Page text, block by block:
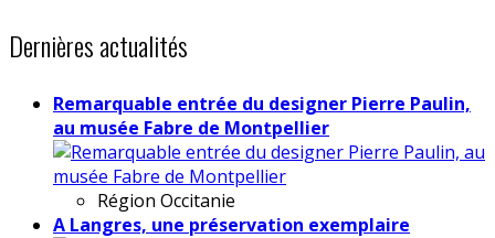
Dernières actualités
Remarquable entrée du designer Pierre Paulin,
au musée Fabre de Montpellier
Région Occitanie
A Langres, une préservation exemplaire